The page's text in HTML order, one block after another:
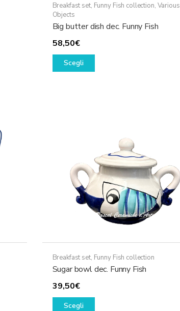
Breakfast set, Funny Fish collection, Various
Objects
Big butter dish dec. Funny Fish
58,50€
Scegli
Questo
possono
essere
scelte
nella
pagina
del
prodotto
Breakfast set, Funny Fish collection
Sugar bowl dec. Funny Fish
39,50€
Scegli
Questo